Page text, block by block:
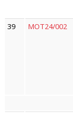
39
MOT24/002